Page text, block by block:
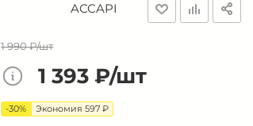
ACCAPI
1 990 ₽/шт
1 393 ₽/шт
-30% Экономия 597 ₽